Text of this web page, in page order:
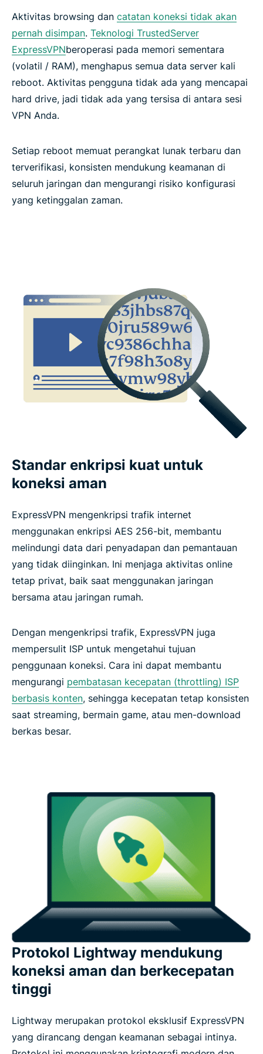
Identity Defender (hanya pelanggan Amerika
Serikat)
Otomatiskan VPN Anda dengan server MCP
ExpressVPN
Fitur apa yang membuat VPN dapat dipercaya?
Fitur ExpressVPN vs. fitur VPN gratis
Cakupan perangkat dan aplikasi
Pertanyaan Umum (FAQ): Tentang fitur VPN
Aktivitas browsing dan catatan koneksi tidak akan
pernah disimpan. Teknologi TrustedServer
ExpressVPNberoperasi pada memori sementara
(volatil / RAM), menghapus semua data server kali
reboot. Aktivitas pengguna tidak ada yang mencapai
hard drive, jadi tidak ada yang tersisa di antara sesi
VPN Anda.
Setiap reboot memuat perangkat lunak terbaru dan
terverifikasi, konsisten mendukung keamanan di
seluruh jaringan dan mengurangi risiko konfigurasi
yang ketinggalan zaman.
Standar enkripsi kuat untuk
koneksi aman
ExpressVPN mengenkripsi trafik internet
menggunakan enkripsi AES 256-bit, membantu
melindungi data dari penyadapan dan pemantauan
yang tidak diinginkan. Ini menjaga aktivitas online
tetap privat, baik saat menggunakan jaringan
bersama atau jaringan rumah.
Dengan mengenkripsi trafik, ExpressVPN juga
mempersulit ISP untuk mengetahui tujuan
penggunaan koneksi. Cara ini dapat membantu
mengurangi pembatasan kecepatan (throttling) ISP
berbasis konten, sehingga kecepatan tetap konsisten
saat streaming, bermain game, atau men-download
berkas besar.
Protokol Lightway mendukung
koneksi aman dan berkecepatan
tinggi
Lightway merupakan protokol eksklusif ExpressVPN
yang dirancang dengan keamanan sebagai intinya.